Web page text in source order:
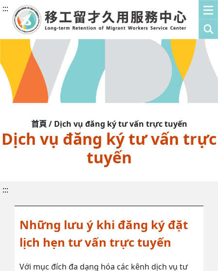
:::
首頁 / Dịch vụ đăng ký tư vấn trực tuyến
Dịch vụ đăng ký tư vấn trực
tuyến
:::
Những lưu ý khi đăng ký đặt
lịch hẹn tư vấn trực tuyến
Với mục đích đa dạng hóa các kênh dịch vụ tư